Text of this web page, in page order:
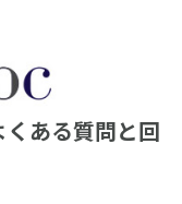
ある質問と回